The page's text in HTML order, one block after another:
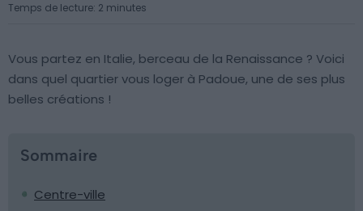
Temps de lecture: 2 minutes
Vous partez en Italie, berceau de la Renaissance ? Voici
dans quel quartier vous loger à Padoue, une de ses plus
belles créations !
Sommaire
Centre-ville